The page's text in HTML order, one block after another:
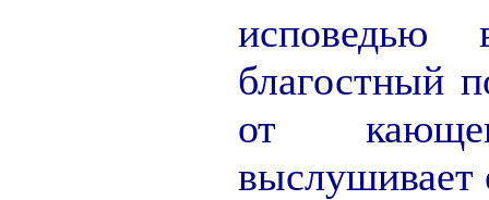
исповедью
благостный
от
выслушивает